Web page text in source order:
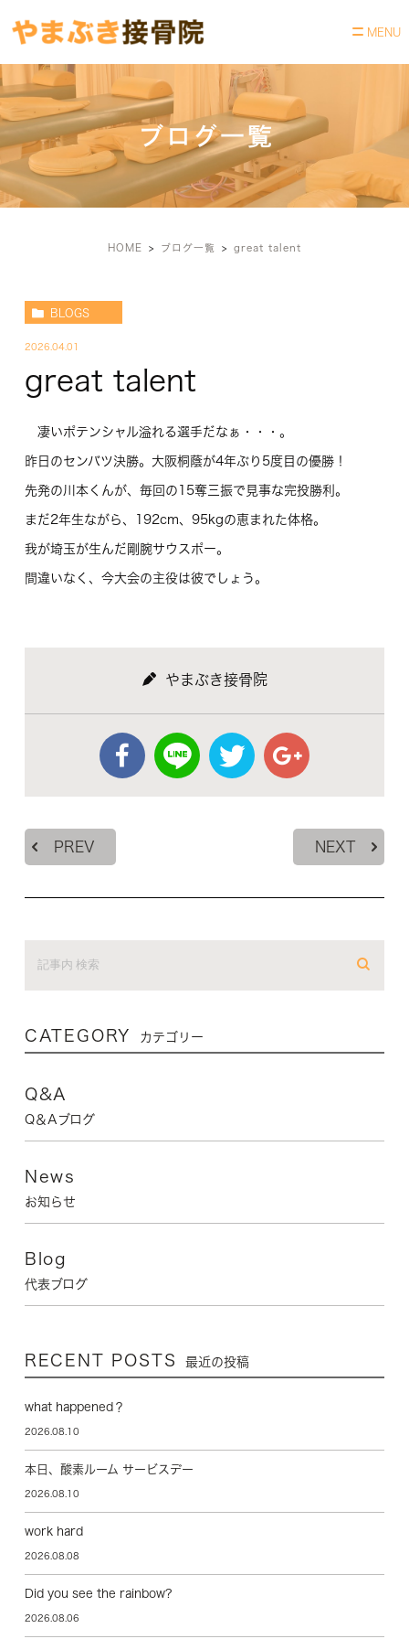
ブログ一覧
HOME ブログ一覧 great talent
BLOGS
2026.04.01
great talent
凄いポテンシャル溢れる選手だなぁ・・・。
昨日のセンバツ決勝。大阪桐蔭が4年ぶり5度目の優勝！
先発の川本くんが、毎回の15奪三振で見事な完投勝利。
まだ2年生ながら、192cm、95kgの恵まれた体格。
我が埼玉が生んだ剛腕サウスポー。
間違いなく、今大会の主役は彼でしょう。
やまぶき接骨院
PREV NEXT
CATEGORY カテゴリー
Q&A
Q＆Aブログ
News
お知らせ
Blog
代表ブログ
RECENT POSTS 最近の投稿
what happened？
2026.08.10
本日、酸素ルーム サービスデー
2026.08.10
work hard
2026.08.08
Did you see the rainbow?
2026.08.06